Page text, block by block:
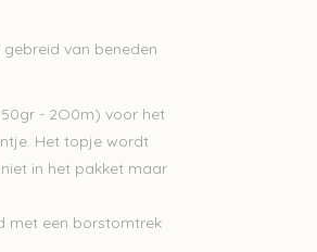
van beneden
- 2O0m) voor het
Het topje wordt
in het pakket maar
met een borstomtrek